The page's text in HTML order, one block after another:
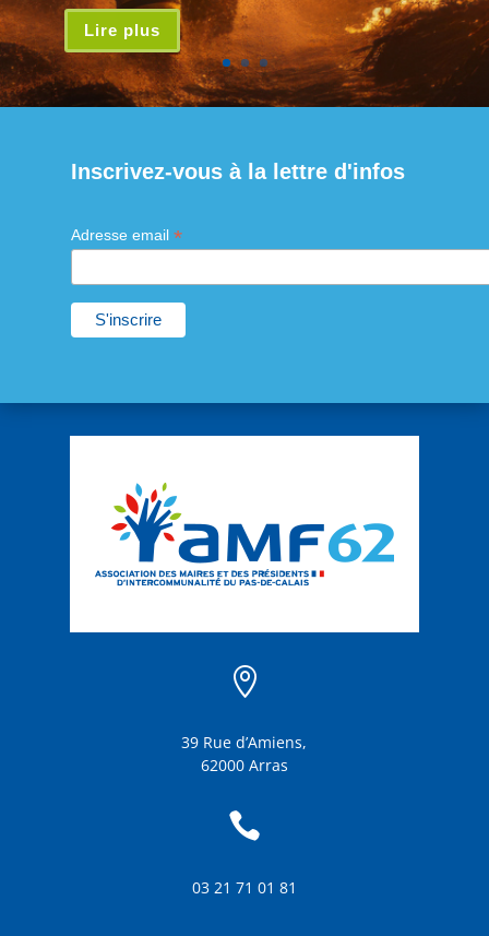
Lire plus
Inscrivez-vous à la lettre d'infos
Adresse email *

39 Rue d’Amiens,
62000 Arras

03 21 71 01 81